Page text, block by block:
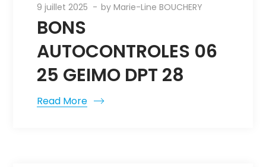
9 juillet 2025 byMarie-Line BOUCHERY
BONS
AUTOCONTROLES 06
25 GEIMO DPT 28
Read More